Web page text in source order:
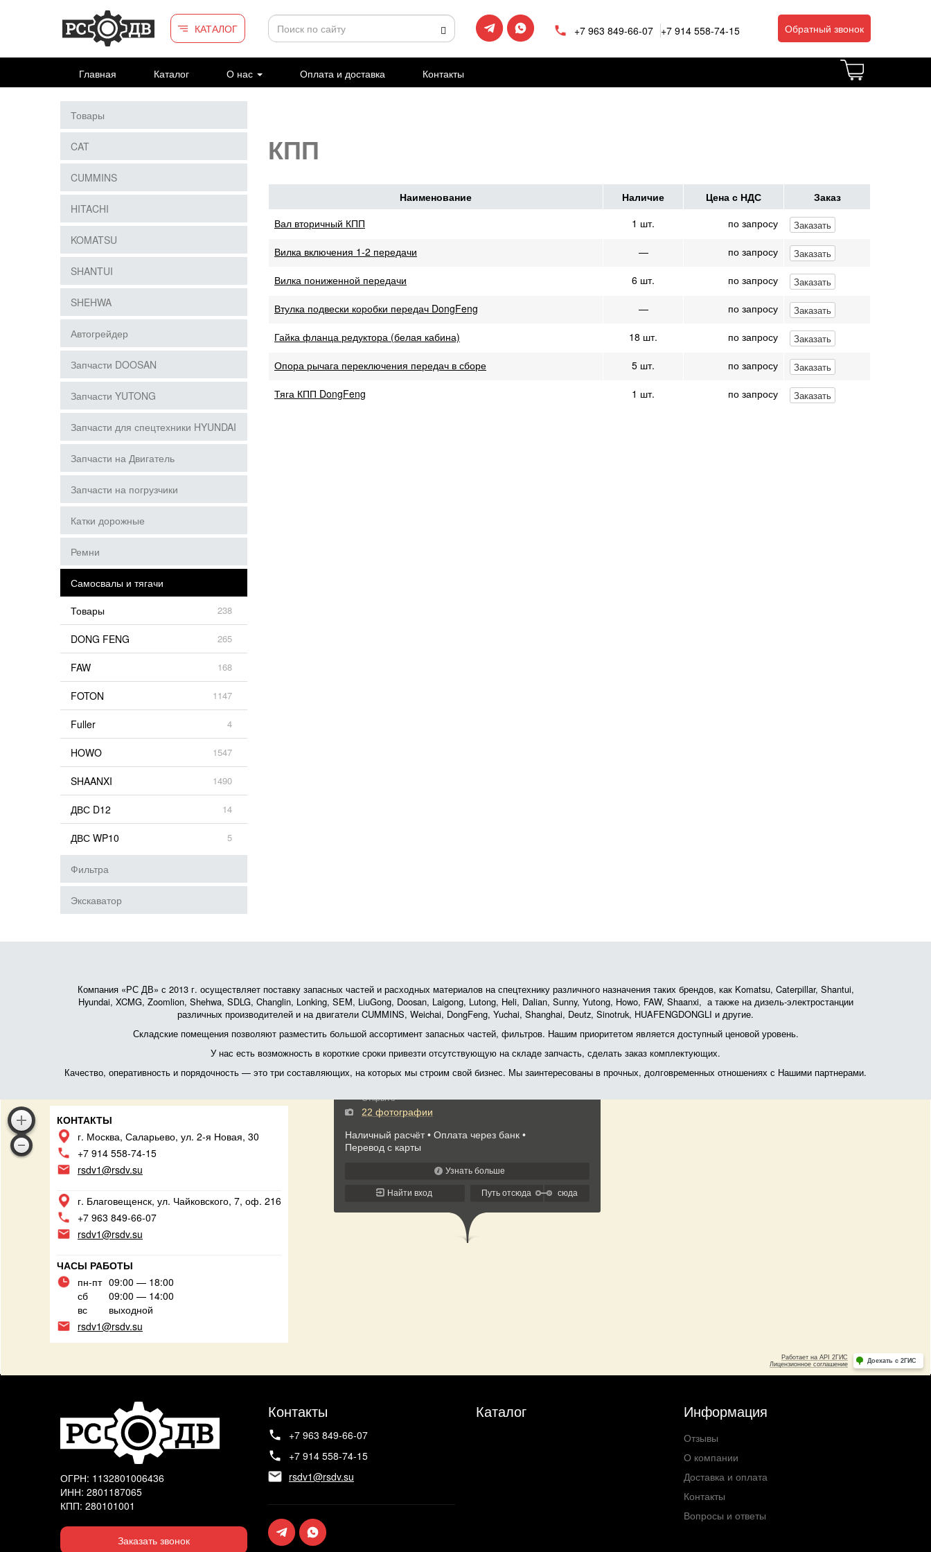
Перейти к основному содержанию
КАТАЛОГ
+7 963 849-66-07 +7 914 558-74-15 Обратный звонок
Главная Каталог О нас Оплата и доставка Контакты
КПП
Наименование Наличие Цена с НДС
Заказ
Вал вторичный КПП
1 шт. по запросу Заказать
Вилка включения 1-2 передачи — по запросу Заказать
Вилка пониженной передачи 6 шт. по запросу Заказать
Втулка подвески коробки передач DongFeng — по запросу Заказать
Гайка фланца редуктора (белая кабина) 18 шт. по запросу Заказать
Опора рычага переключения передач в сборе 5 шт. по запросу Заказать
Тяга КПП DongFeng 1 шт. по запросу Заказать
Товары
CAT
CUMMINS
HITACHI
KOMATSU
SHANTUI
SHEHWA
Автогрейдер
Запчасти DOOSAN
Запчасти YUTONG
Запчасти для спецтехники HYUNDAI
Запчасти на Двигатель
Запчасти на погрузчики
Катки дорожные
Ремни
Самосвалы и тягачи
Товары
238
DONG FENG 265
FAW 168
FOTON 1147
Fuller 4
HOWO 1547
SHAANXI 1490
ДВС D12 14
ДВС WP10 5
Фильтра
Экскаватор
Компания «РС ДВ» с 2013 г. осуществляет поставку запасных частей и расходных материалов на спецтехнику различного назначения таких брендов, как Komatsu, Caterpillar, Shantui,
Hyundai, XCMG, Zoomlion, Shehwa, SDLG, Changlin, Lonking, SEM, LiuGong, Doosan, Laigong, Lutong, Heli, Dalian, Sunny, Yutong, Howo, FAW, Shaanxi, а также на дизель-электростанции
различных производителей и на двигатели CUMMINS, Weichai, DongFeng, Yuchai, Shanghai, Deutz, Sinotruk, HUAFENGDONGLI и другие.
Складские помещения позволяют разместить большой ассортимент запасных частей, фильтров. Нашим приоритетом является доступный ценовой уровень.
У нас есть возможность в короткие сроки привезти отсутствующую на складе запчасть, сделать заказ комплектующих.
Качество, оперативность и порядочность — это три составляющих, на которых мы строим свой бизнес. Мы заинтересованы в прочных, долговременных отношениях с Нашими партнерами.
КОНТАКТЫ
г. Москва, Саларьево, ул. 2-я Новая, 30
+7 914 558-74-15
rsdv1@rsdv.su
г. Благовещенск, ул. Чайковского, 7, оф. 216
+7 963 849-66-07
rsdv1@rsdv.su
ЧАСЫ РАБОТЫ
пн-пт 09:00 — 18:00
сб
09:00 — 14:00
вс
выходной
rsdv1@rsdv.su
ОГРН: 1132801006436
ИНН: 2801187065
КПП: 280101001
Заказать звонок
Контакты
+7 963 849-66-07
+7 914 558-74-15
rsdv1@rsdv.su
Каталог Информация
Отзывы
О компании
Доставка и оплата
Контакты
Вопросы и ответы